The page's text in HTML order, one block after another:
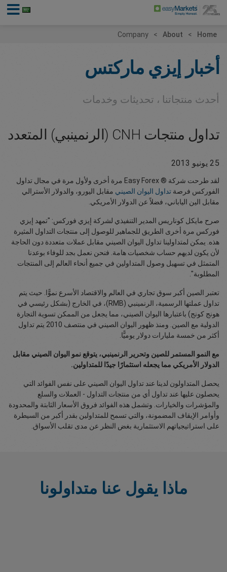
Home
About
Company
أخبار إيزي ماركتس
أحدث منتجاتنا ، تحديثات وخدمات
تداول منتجات CNH (الرنمينبي) المتعدد
25 يونيو 2013
لقد طرحت شركة ® Easy Forex مرة أخرى ولأول مرة في مجال تداول
الفوركس فرصة تداول اليوان الصيني مقابل اليورو، والدولار الأسترالي
مقابل الين الياباني، فضلاً عن الدولار الأمريكي.
صرح مايكل كوناريس المدير التنفيذي لشركة إيزي فوركس: "تمهد إيزي
فوركس مرة أخرى الطريق للجماهير للوصول إلى منتجات التداول المثيرة
هذه. يمكن لمتداولينا تداول اليوان الصيني مقابل عملات متعددة دون الحاجة
لأن يكون لديهم حساب شخصيات هامة. فنحن نعمل بجد للوفاء بوعدنا
المتمثل في تسهيل وصول المتداولين في جميع أنحاء العالم إلى المنتجات
المطلوبة".
تعتبر الصين أكبر سوق تجاري في العالم والاقتصاد الأسرع نموًّا. حيث يتم
تداول عملتها الرسمية، الرنمينبي (RMB)، في الخارج (بشكل رئيسي في
هونج كونج) باعتبارها اليوان الصيني، مما يجعل من الممكن تسوية التجارة
الدولية مع الصين. ومنذ ظهور اليوان الصيني في منتصف 2010 يتم تداول
أكثر من خمسة مليارات دولار يوميًّا.
مع النمو المستمر للصين وتحرير الرنمينبي، يتوقع نمو اليوان الصيني مقابل
الدولار الأمريكي مما يجعله استثمارًا جيدًا للمتداولين.
يحصل المتداولون لدينا عند تداول اليوان الصيني على نفس الفوائد التي
يحصلون عليها عند تداول أي من منتجات التداول - العملات والسلع
والمؤشرات والخيارات. وتشمل هذه الفوائد فروق الأسعار الثابتة والمحدودة
وأوامر الإيقاف المضمونة، والتي تسمح للمتداولين بقدر أكبر من السيطرة
على استراتيجياتهم الاستثمارية بغض النظر عن مدى تقلب الأسواق.
ماذا يقول عنا متداولونا